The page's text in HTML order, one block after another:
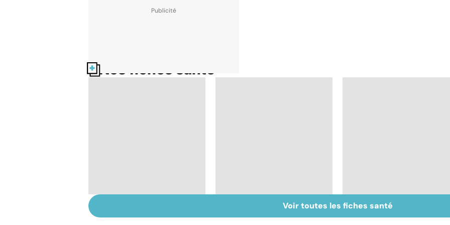
Nos fiches santé
face : une douleur
Acupuncture :
comment est-elle
Huiles essentielles :
mode d'emploi
Voir toutes les fiches santé